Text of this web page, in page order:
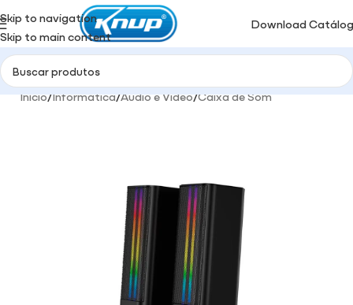
Skip to navigation
Skip to main content
Download
Início/Informática/Audio e Video/Caixa de Som